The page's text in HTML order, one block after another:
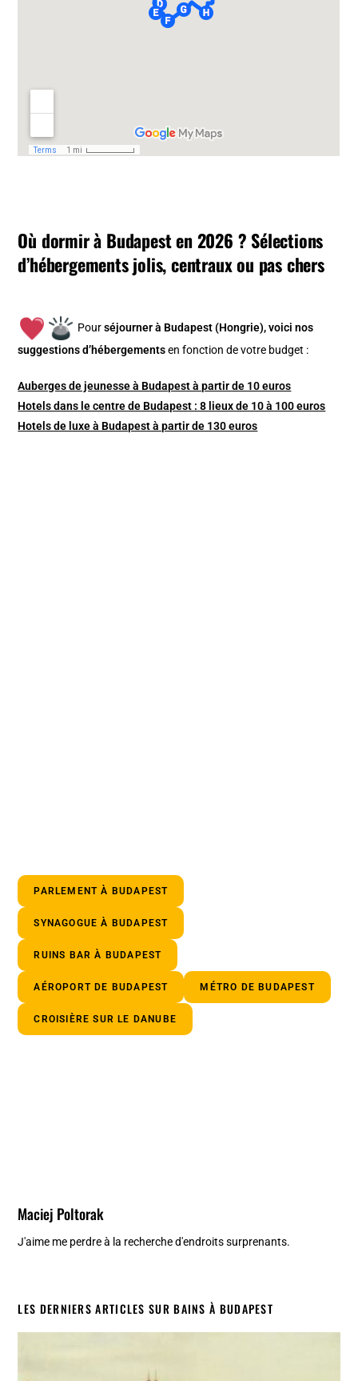
Où dormir à Budapest en 2026 ? Sélections
d’hébergements jolis, centraux ou pas chers
Pourséjourner à Budapest (Hongrie), voici nos
suggestions d’hébergements en fonction de votre budget :
Auberges de jeunesse à Budapest à partir de 10 euros
Hotels dans le centre de Budapest : 8 lieux de 10 à 100 euros
Hotels de luxe à Budapest à partir de 130 euros
PARLEMENT À BUDAPEST
SYNAGOGUE À BUDAPEST
RUINS BAR À BUDAPEST
AÉROPORT DE BUDAPEST MÉTRO DE BUDAPEST
CROISIÈRE SUR LE DANUBE
Maciej Poltorak
J'aime me perdre à la recherche d'endroits surprenants.
LES DERNIERS ARTICLES SUR BAINS À BUDAPEST